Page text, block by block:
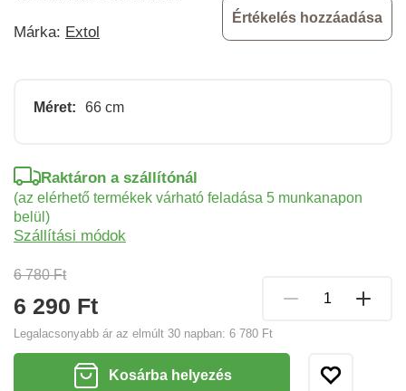
Márka: Extol
Értékelés hozzáadása
Méret: 66 cm
6 780 Ft
6 290 Ft
Legalacsonyabb ár az elmúlt 30 napban: 6 780 Ft
Raktáron a szállítónál
(az elérhető termékek várható feladása 5 munkanapon
belül)
Szállítási módok
Kosárba helyezés